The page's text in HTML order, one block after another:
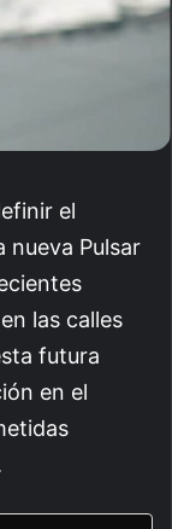
el
nueva Pulsar
las calles
futura
en el